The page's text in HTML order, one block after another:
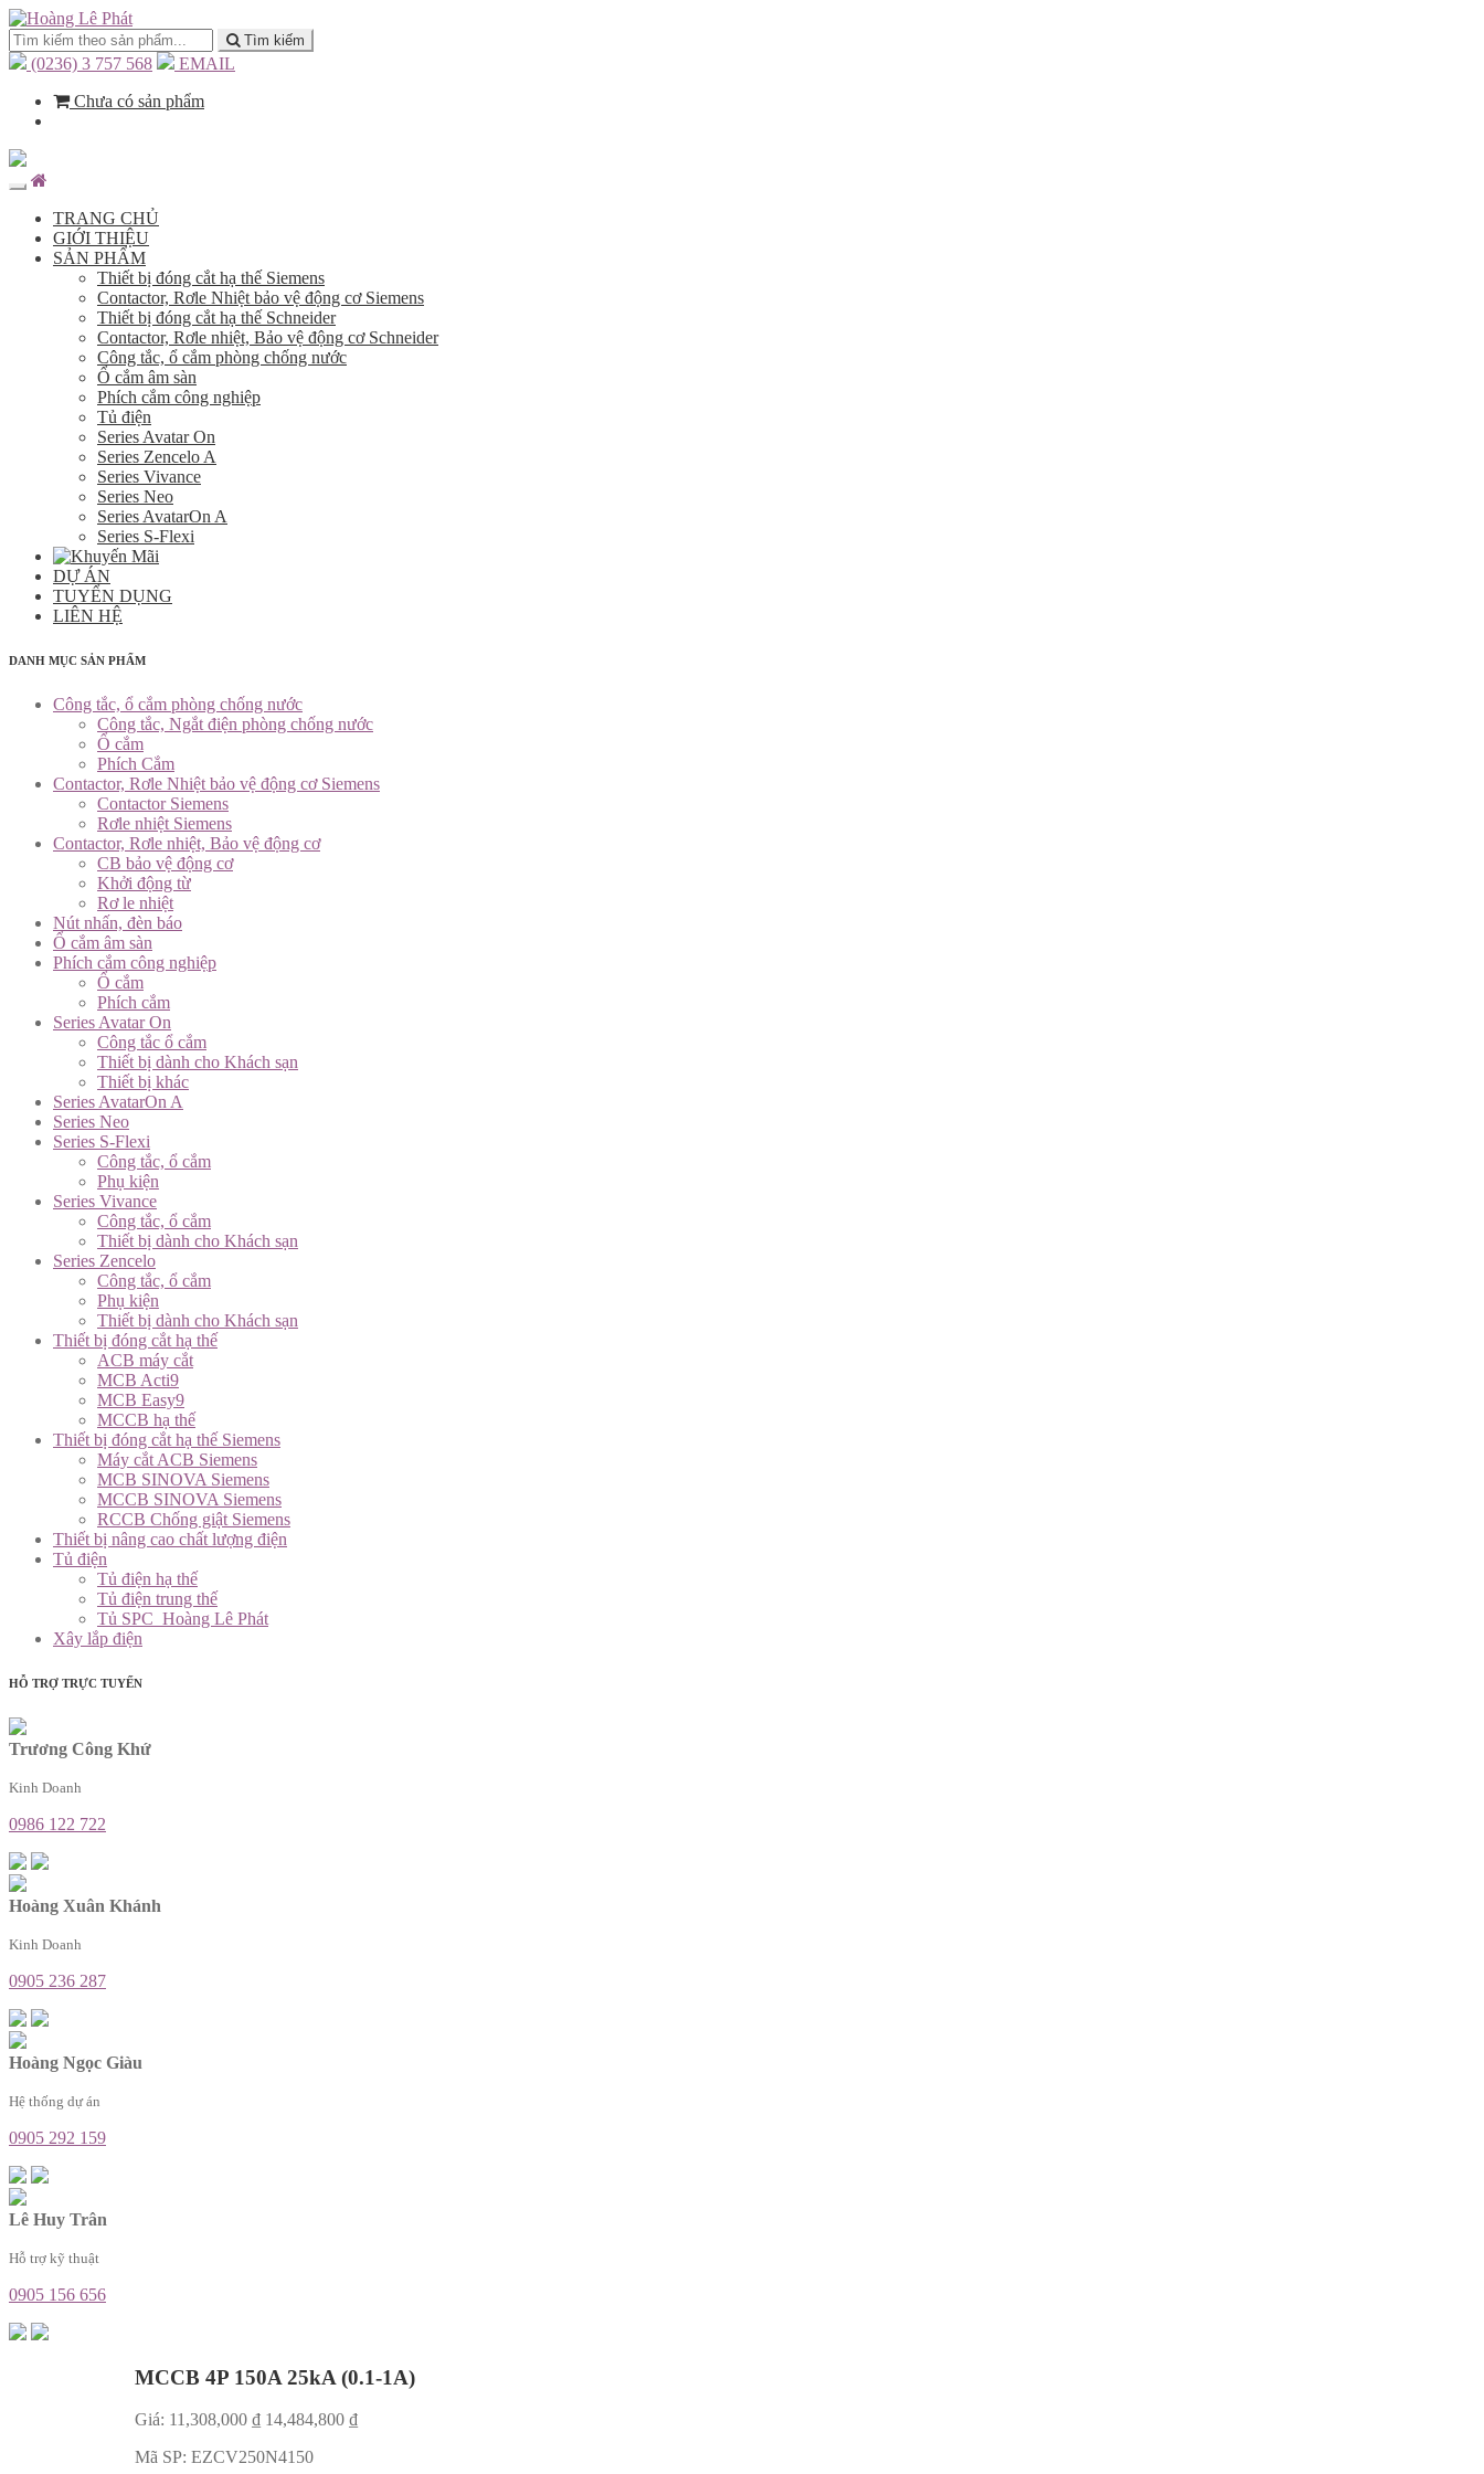
Tìm kiếm
(0236) 3 757 568
EMAIL
Chưa có sản phẩm
TRANG CHỦ
GIỚI THIỆU
SẢN PHẨM
Thiết bị đóng cắt hạ thế Siemens
Contactor, Rơle Nhiệt bảo vệ động cơ Siemens
Thiết bị đóng cắt hạ thế Schneider
Contactor, Rơle nhiệt, Bảo vệ động cơ Schneider
Công tắc, ổ cắm phòng chống nước
Ổ cắm âm sàn
Phích cắm công nghiệp
Tủ điện
Series Avatar On
Series Zencelo A
Series Vivance
Series Neo
Series AvatarOn A
Series S-Flexi
DỰ ÁN
TUYỂN DỤNG
LIÊN HỆ
DANH MỤC SẢN PHẨM
Công tắc, ổ cắm phòng chống nước
Công tắc, Ngắt điện phòng chống nước
Ổ cắm
Phích Cắm
Contactor, Rơle Nhiệt bảo vệ động cơ Siemens
Contactor Siemens
Rơle nhiệt Siemens
Contactor, Rơle nhiệt, Bảo vệ động cơ
CB bảo vệ động cơ
Khởi động từ
Rơ le nhiệt
Nút nhấn, đèn báo
Ổ cắm âm sàn
Phích cắm công nghiệp
Ổ cắm
Phích cắm
Series Avatar On
Công tắc ổ cắm
Thiết bị dành cho Khách sạn
Thiết bị khác
Series AvatarOn A
Series Neo
Series S-Flexi
Công tắc, ổ cắm
Phụ kiện
Series Vivance
Công tắc, ổ cắm
Thiết bị dành cho Khách sạn
Series Zencelo
Công tắc, ổ cắm
Phụ kiện
Thiết bị dành cho Khách sạn
Thiết bị đóng cắt hạ thế
ACB máy cắt
MCB Acti9
MCB Easy9
MCCB hạ thế
Thiết bị đóng cắt hạ thế Siemens
Máy cắt ACB Siemens
MCB SINOVA Siemens
MCCB SINOVA Siemens
RCCB Chống giật Siemens
Thiết bị nâng cao chất lượng điện
Tủ điện
Tủ điện hạ thế
Tủ điện trung thế
Tủ SPC_Hoàng Lê Phát
Xây lắp điện
HỖ TRỢ TRỰC TUYẾN
Trương Công Khứ
Kinh Doanh
0986 122 722
Hoàng Xuân Khánh
Kinh Doanh
0905 236 287
Hoàng Ngọc Giàu
Hệ thống dự án
0905 292 159
Lê Huy Trân
Hỗ trợ kỹ thuật
0905 156 656
MCCB 4P 150A 25kA (0.1-1A)
Giá: 11,308,000 ₫ 14,484,800 ₫
Mã SP: EZCV250N4150